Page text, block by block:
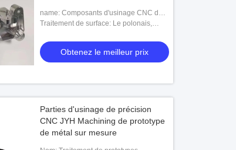
name: Composants d'usinage CNC de
précision
Traitement de surface: Le polonais,
aux besoins du client
Obtenez le meilleur prix
Parties d'usinage de précision
CNC JYH Machining de prototype
de métal sur mesure